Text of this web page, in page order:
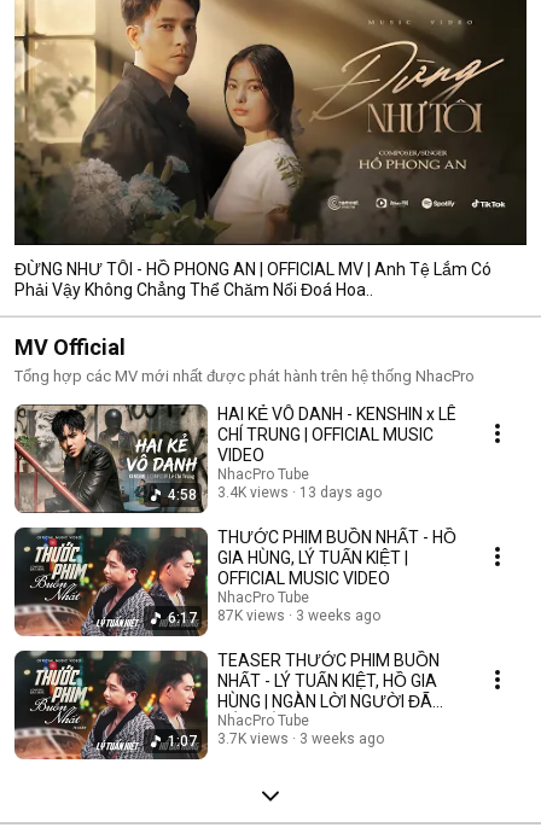
ĐỪNG NHƯ TÔI - HỒ PHONG AN | OFFICIAL MV | Anh Tệ Lắm Có
Phải Vậy Không Chẳng Thể Chăm Nổi Đoá Hoa..
MV Official
Tổng hợp các MV mới nhất được phát hành trên hệ thống NhacPro
4:58
HAI KẺ VÔ DANH - KENSHIN x LÊ
CHÍ TRUNG | OFFICIAL MUSIC
VIDEO
NhacPro Tube
3.4K views
13 days ago
6:17
THƯỚC PHIM BUỒN NHẤT - HỒ
GIA HÙNG, LÝ TUẤN KIỆT |
OFFICIAL MUSIC VIDEO
NhacPro Tube
87K views
3 weeks ago
1:07
TEASER THƯỚC PHIM BUỒN
NHẤT - LÝ TUẤN KIỆT, HỒ GIA
HÙNG | NGÀN LỜI NGƯỜI ĐÃ
NÓI KHÔNG SAI ....
NhacPro Tube
3.7K views
3 weeks ago